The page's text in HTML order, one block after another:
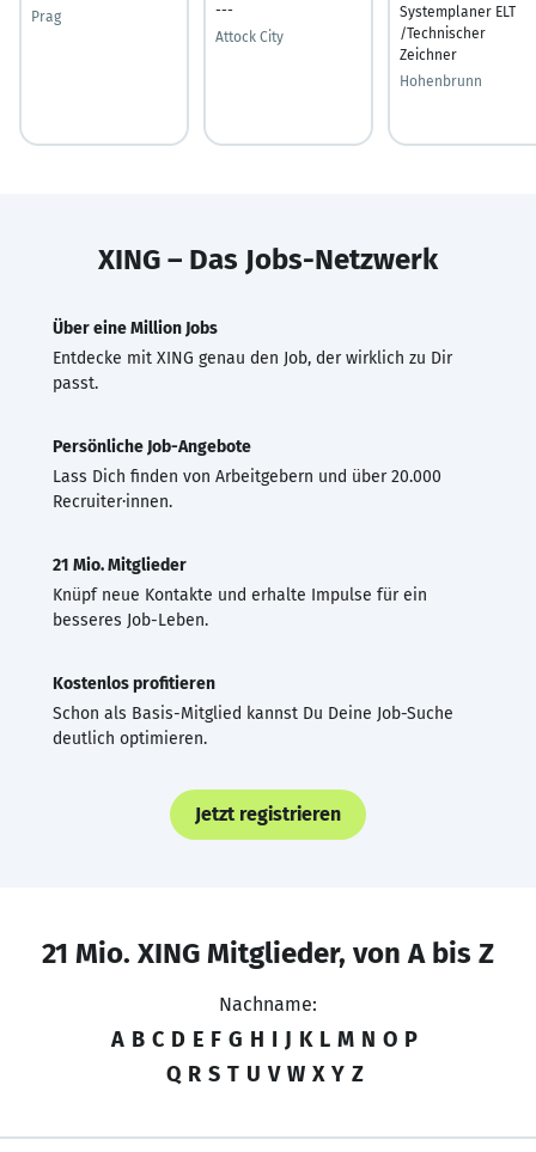
Prag
---
Attock City
Systemplaner ELT
/Technischer
Zeichner
Hohenbrunn
XING – Das Jobs-Netzwerk
Über eine Million Jobs
Entdecke mit XING genau den Job, der wirklich zu Dir
passt.
Persönliche Job-Angebote
Lass Dich finden von Arbeitgebern und über 20.000
Recruiter·innen.
21 Mio. Mitglieder
Knüpf neue Kontakte und erhalte Impulse für ein
besseres Job-Leben.
Kostenlos profitieren
Schon als Basis-Mitglied kannst Du Deine Job-Suche
deutlich optimieren.
Jetzt registrieren
21 Mio. XING Mitglieder, von A bis Z
Nachname:
A B C D E F G H I J K L M N O P
Q R S T U V W X Y Z